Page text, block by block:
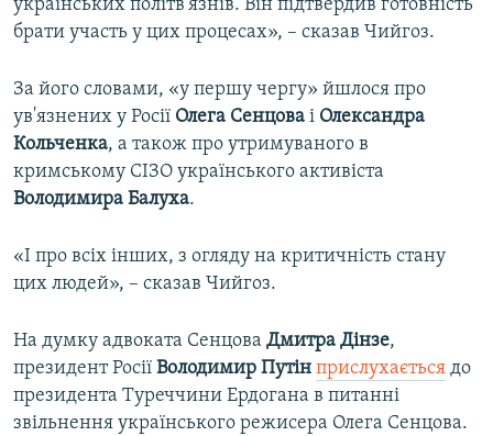
українських політв'язнів. Він підтвердив готовність
брати участь у цих процесах», – сказав Чийгоз.
За його словами, «у першу чергу» йшлося про
ув'язнених у Росії Олега Сенцова і Олександра
Кольченка, а також про утримуваного в
кримському СІЗО українського активіста
Володимира Балуха.
«І про всіх інших, з огляду на критичність стану
цих людей», – сказав Чийгоз.
На думку адвоката Сенцова Дмитра Дінзе,
президент Росії Володимир Путін прислухається до
президента Туреччини Ердогана в питанні
звільнення українського режисера Олега Сенцова.